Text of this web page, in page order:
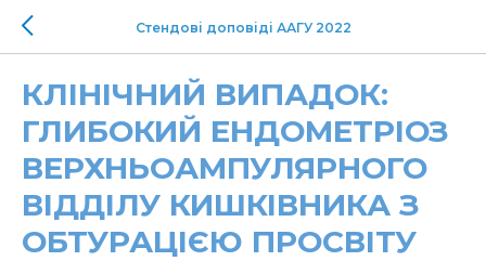
Стендові доповіді ААГУ 2022
КЛІНІЧНИЙ ВИПАДОК:
ГЛИБОКИЙ ЕНДОМЕТРІОЗ
ВЕРХНЬОАМПУЛЯРНОГО
ВІДДІЛУ КИШКІВНИКА З
ОБТУРАЦІЄЮ ПРОСВІТУ